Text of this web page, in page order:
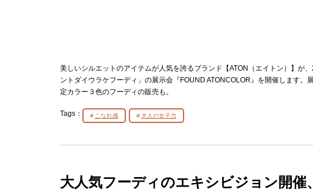
美しいシルエットのアイテムが人気を誇るブランド【ATON（エイトン）】が
ントダイウラケフーディ」の展示会『FOUND ATONCOLOR』を開催します
定カラー３色のフーディの販売も。
Tags： こなれ感 大人の女子力
大人気フーディのエキシビジョン開催